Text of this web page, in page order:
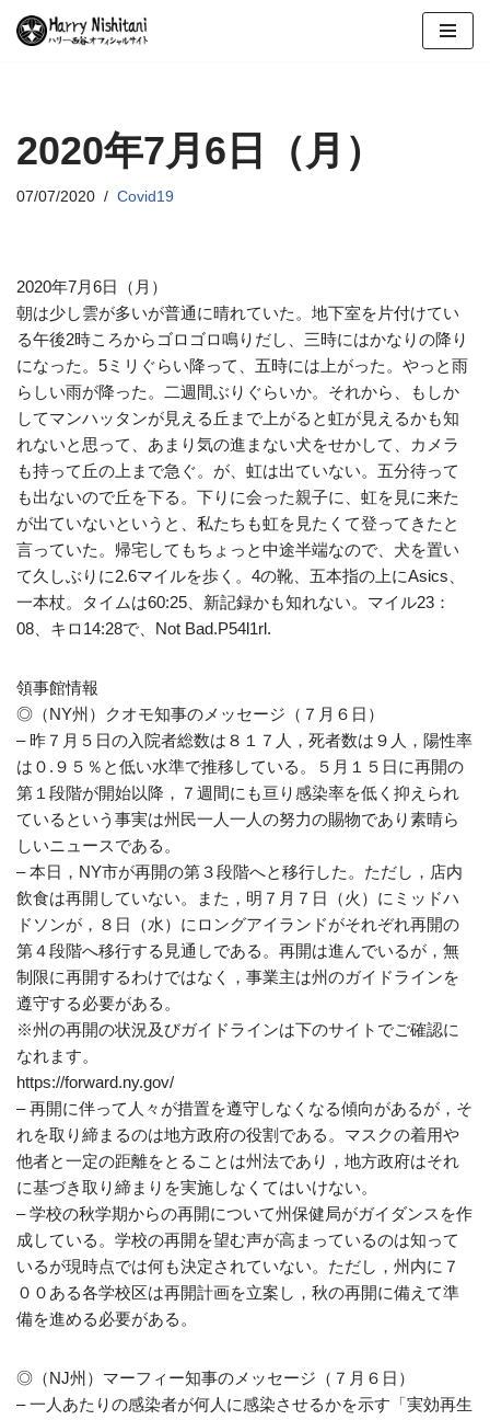
ン
ツ
へ
プ
2020年7月6日（月）
07/07/2020 Covid19
2020年7月6日（月）
朝は少し雲が多いが普通に晴れていた。地下室を片付けてい
る午後2時ころからゴロゴロ鳴りだし、三時にはかなりの降り
になった。5ミリぐらい降って、五時には上がった。やっと雨
らしい雨が降った。二週間ぶりぐらいか。それから、もしか
してマンハッタンが見える丘まで上がると虹が見えるかも知
れないと思って、あまり気の進まない犬をせかして、カメラ
も持って丘の上まで急ぐ。が、虹は出ていない。五分待って
も出ないので丘を下る。下りに会った親子に、虹を見に来た
が出ていないというと、私たちも虹を見たくて登ってきたと
言っていた。帰宅してもちょっと中途半端なので、犬を置い
て久しぶりに2.6マイルを歩く。4の靴、五本指の上にAsics、
一本杖。タイムは60:25、新記録かも知れない。マイル23：
08、キロ14:28で、Not Bad.P54l1rl.
領事館情報
◎（NY州）クオモ知事のメッセージ（７月６日）
– 昨７月５日の入院者総数は８１７人，死者数は９人，陽性率
は０.９５％と低い水準で推移している。５月１５日に再開の
第１段階が開始以降，７週間にも亘り感染率を低く抑えられ
ているという事実は州民一人一人の努力の賜物であり素晴ら
しいニュースである。
– 本日，NY市が再開の第３段階へと移行した。ただし，店内
飲食は再開していない。また，明７月７日（火）にミッドハ
ドソンが，８日（水）にロングアイランドがそれぞれ再開の
第４段階へ移行する見通しである。再開は進んでいるが，無
制限に再開するわけではなく，事業主は州のガイドラインを
遵守する必要がある。
※州の再開の状況及びガイドラインは下のサイトでご確認に
なれます。
https://forward.ny.gov/
– 再開に伴って人々が措置を遵守しなくなる傾向があるが，そ
れを取り締まるのは地方政府の役割である。マスクの着用や
他者と一定の距離をとることは州法であり，地方政府はそれ
に基づき取り締まりを実施しなくてはいけない。
– 学校の秋学期からの再開について州保健局がガイダンスを作
成している。学校の再開を望む声が高まっているのは知って
いるが現時点では何も決定されていない。ただし，州内に７
００ある各学校区は再開計画を立案し，秋の再開に備えて準
備を進める必要がある。
◎（NJ州）マーフィー知事のメッセージ（７月６日）
– 一人あたりの感染者が何人に感染させるかを示す「実効再生